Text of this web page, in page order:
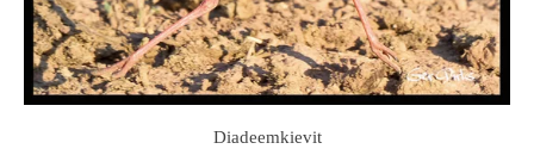
Diadeemkievit